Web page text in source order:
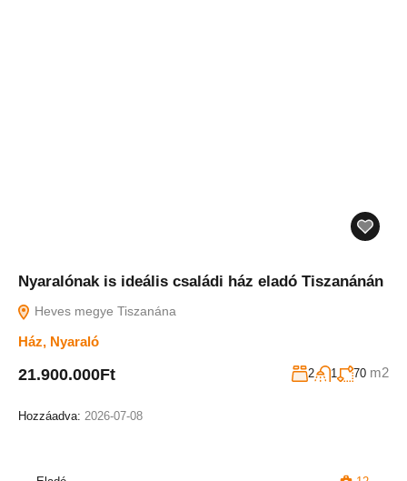
Nyaralónak is ideális családi ház eladó Tiszanánán
Heves megye Tiszanána
Ház, Nyaraló
21.900.000Ft 2 1 70 m2
Hozzáadva: 2026-07-08